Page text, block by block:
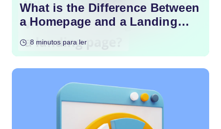
What is the Difference Between
a Homepage and a Landing
8 minutos para ler